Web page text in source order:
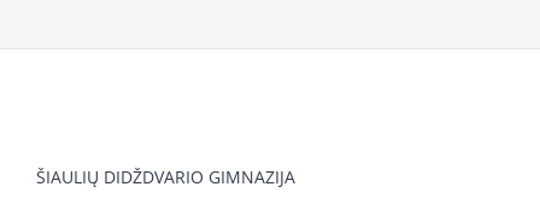
ŠIAULIŲ DIDŽDVARIO GIMNAZIJA